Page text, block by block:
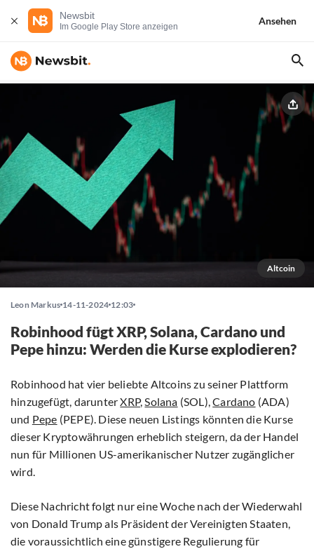
Newsbit
Im Google Play Store anzeigen
Ansehen
Altcoin
Leon Markus 14-11-2024 12:03
Robinhood fügt XRP, Solana, Cardano und
Pepe hinzu: Werden die Kurse explodieren?
Robinhood hat vier beliebte Altcoins zu seiner Plattform
hinzugefügt, darunterXRP,Solana (SOL),Cardano (ADA)
und Pepe (PEPE). Diese neuen Listings könnten die Kurse
dieser Kryptowährungen erheblich steigern, da der Handel
nun für Millionen US-amerikanischer Nutzer zugänglicher
wird.
Diese Nachricht folgt nur eine Woche nach der Wiederwahl
von Donald Trump als Präsident der Vereinigten Staaten,
die voraussichtlich eine günstigere Regulierung für